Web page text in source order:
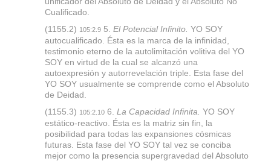
Cualificado.
(1155.2) 105:2.95. El Potencial Infinito. YO SOY
autocualificado. Ésta es la marca de la infinidad,
testimonio eterno de la autolimitación volitiva del YO
SOY en virtud de la cual se alcanzó una
autoexpresión y autorrevelación triple. Esta fase del
YO SOY usualmente se comprende como el Absoluto
de Deidad.
(1155.3) 105:2.106. La Capacidad Infinita. YO SOY
estático-reactivo. Ésta es la matriz sin fin, la
posibilidad para todas las expansiones cósmicas
futuras. Esta fase del YO SOY tal vez se conciba
mejor como la presencia supergravedad del Absoluto